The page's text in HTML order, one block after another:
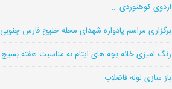
اردوی کوهنوردی …
برگزاری مراسم یادواره شهدای محله خلیج فارس جنوبی
رنگ امیزی خانه بچه های ایتام به مناسبت هفته بسیج
باز سازی لوله فاضلاب